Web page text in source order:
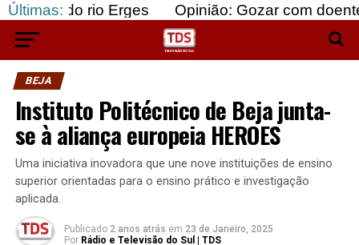
Últimas:
rio Erges Opinião: Gozar com doentes e
BEJA
Instituto Politécnico de Beja junta-
se à aliança europeia HEROES
Uma iniciativa inovadora que une nove instituições de ensino
superior orientadas para o ensino prático e investigação
aplicada.
Publicado 2 anos atrás em 23 de Janeiro, 2025
Por Rádio e Televisão do Sul | TDS